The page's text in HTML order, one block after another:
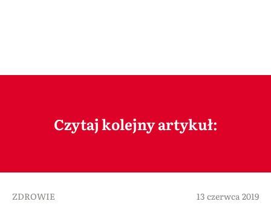
Czytaj kolejny artykuł:
ZDROWIE 13 czerwca 2019